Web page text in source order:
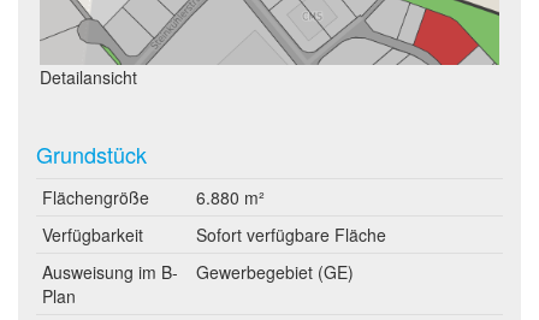
Detailansicht
Grundstück
Flächengröße
6.880 m²
Verfügbarkeit
Sofort verfügbare Fläche
Ausweisung im B-
Plan
Gewerbegebiet (GE)